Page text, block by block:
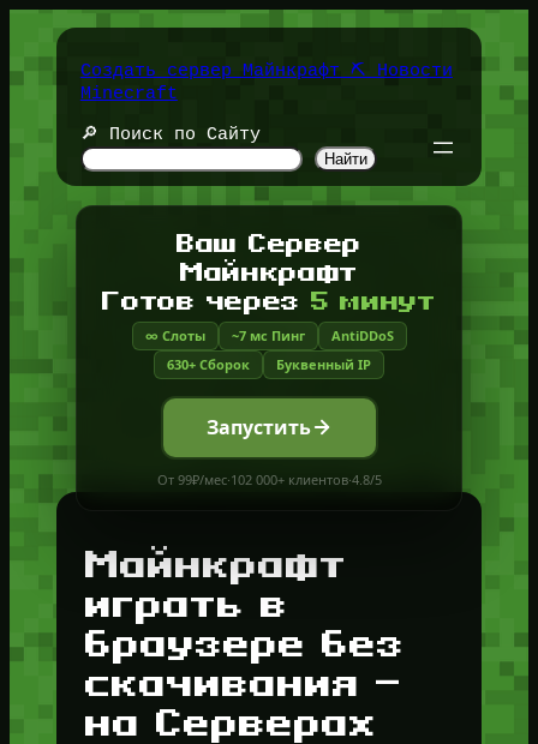
содержимомуСоздать сервер Майнкрафт ⛏️ Новости
Minecraft
🔎 Поиск по Сайту
Найти
Ваш Сервер
Майнкрафт
Готов через 5 минут
∞ Слоты ~7 мс Пинг
AntiDDoS
630+ Сборок
Буквенный IP
Запустить
От 99₽/мес·102 000+ клиентов·4.8/5
Майнкрафт
играть в
браузере без
скачивания —
на Серверах